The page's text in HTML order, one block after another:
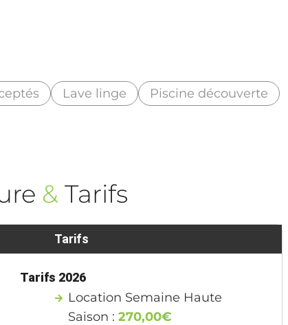
Lave linge
Piscine découverte
& Tarifs
Tarifs
Tarifs 2026
Location Semaine Haute
Saison :270,00€